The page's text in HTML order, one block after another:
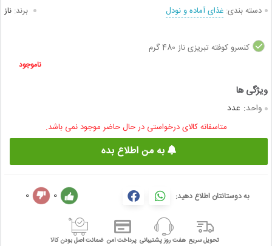
دسته بندی: غذای آماده و نودل برند: ناز
کنسرو کوفته تبریزی ناز 480 گرم
ناموجود
واحد: عدد
متاسفانه کالای درخواستی در حال حاضر موجود نمی باشد.
به من اطلاع بده
به دوستانتان اطلاع دهید: 0
0
تحویل سریع هفت روز پشتیبانی پرداخت امن ضمانت اصل بودن کالا